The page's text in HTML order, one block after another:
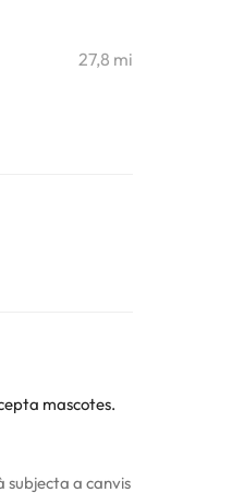
27,8 mi
mascotes.
subjecta a canvis